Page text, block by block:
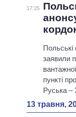
17:25
заявили
пункті
Руська –
13 травня,